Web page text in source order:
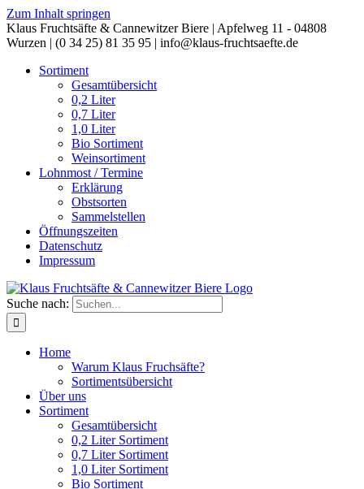
Zum Inhalt springen
Klaus Fruchtsäfte & Cannewitzer Biere | Apfelweg 11 - 04808
Wurzen | (0 34 25) 81 35 95 | info@klaus-fruchtsaefte.de
Sortiment
Gesamtübersicht
0,2 Liter
0,7 Liter
1,0 Liter
Bio Sortiment
Weinsortiment
Lohnmost / Termine
Erklärung
Obstsorten
Sammelstellen
Öffnungszeiten
Datenschutz
Impressum
Suche nach:
Home
Warum Klaus Fruchsäfte?
Sortimentsübersicht
Über uns
Sortiment
Gesamtübersicht
0,2 Liter Sortiment
0,7 Liter Sortiment
1,0 Liter Sortiment
Bio Sortiment